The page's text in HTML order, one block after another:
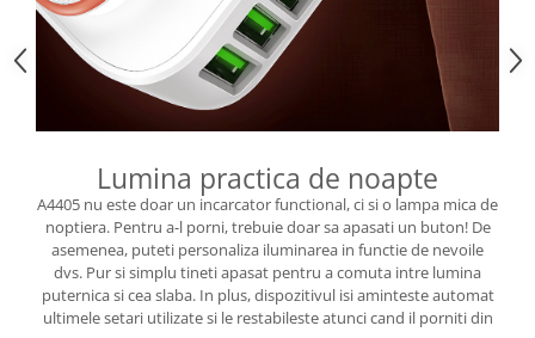
Lumina practica de noapte
A4405 nu este doar un incarcator functional, ci si o lampa mica de
noptiera. Pentru a-l porni, trebuie doar sa apasati un buton! De
asemenea, puteti personaliza iluminarea in functie de nevoile
dvs. Pur si simplu tineti apasat pentru a comuta intre lumina
puternica si cea slaba. In plus, dispozitivul isi aminteste automat
ultimele setari utilizate si le restabileste atunci cand il porniti din